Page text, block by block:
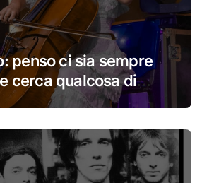
penso ci sia sempre
cerca qualcosa di